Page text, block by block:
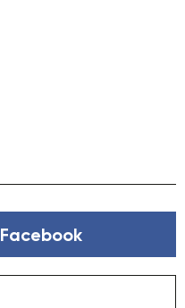
Facebook